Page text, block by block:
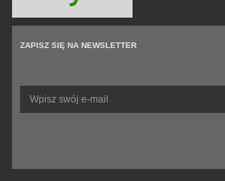
ZAPISZ SIĘ NA NEWSLETTER